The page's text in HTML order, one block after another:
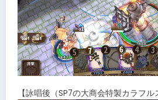
【詠唱後（SP7の大商会特製カラフル